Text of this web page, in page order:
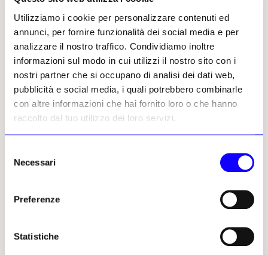
Utilizziamo i cookie per personalizzare contenuti ed
annunci, per fornire funzionalità dei social media e per
analizzare il nostro traffico. Condividiamo inoltre
informazioni sul modo in cui utilizzi il nostro sito con i
nostri partner che si occupano di analisi dei dati web,
pubblicità e social media, i quali potrebbero combinarle
con altre informazioni che hai fornito loro o che hanno
raccolto dal tuo utilizzo dei loro servizi.
delNecessari
Preferenze
Statistiche
Continua il dibattito sull’IA
generativa che attinge senza il
consenso degli artisti a milioni
di opere d’arte
Karin Gavassa
31 gennaio 2024
tecnologie
computer artist Harold Cohen
ad Art Dubai Digital
Karin Gavassa
13 gennaio 2024
postale che viaggia sulla
Intelligenza Artificiale: